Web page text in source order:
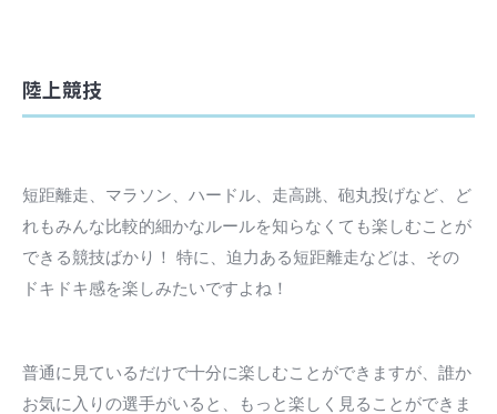
陸上競技
短距離走、マラソン、ハードル、走高跳、砲丸投げなど、ど
れもみんな比較的細かなルールを知らなくても楽しむことが
できる競技ばかり！ 特に、迫力ある短距離走などは、その
ドキドキ感を楽しみたいですよね！
普通に見ているだけで十分に楽しむことができますが、誰か
お気に入りの選手がいると、もっと楽しく見ることができま